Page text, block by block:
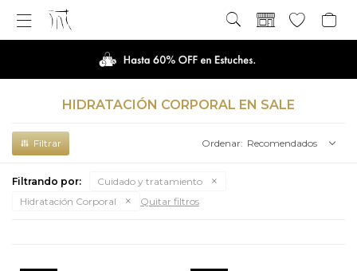

HIDRATACIÓN CORPORAL EN SALE
Recomendados
Filtrando por:
Cuidado y tratamiento
Hidratación Corporal
Quitar filtros